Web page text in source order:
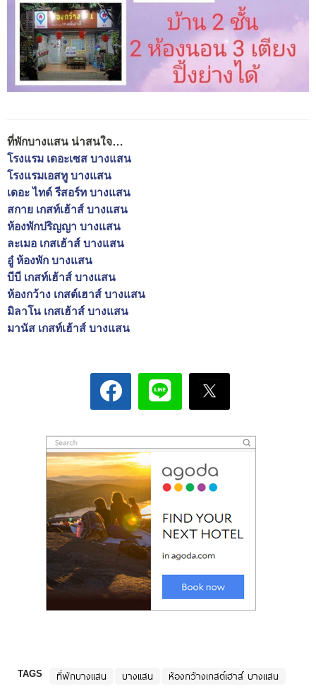
ที่พักบางแสน น่าสนใจ…
โรงแรม เดอะเซส บางแสน
โรงแรมเอสทู บางแสน
เดอะ ไทด์ รีสอร์ท บางแสน
สกาย เกสท์เฮ้าส์ บางแสน
ห้องพักปริญญา บางแสน
ละเมอ เกสเฮ้าส์ บางแสน
อู๋ ห้องพัก บางแสน
บีบี เกสท์เฮ้าส์ บางแสน
ห้องกว้าง เกสต์เฮาส์ บางแสน
มิลาโน เกสเฮ้าส์ บางแสน
มานัส เกสท์เฮ้าส์ บางแสน
TAGS ที่พักบางแสน บางแสน ห้องกว้างเกสต์เฮาส์ บางแสน